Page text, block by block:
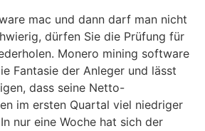
mac und dann darf man nicht
dürfen Sie die Prüfung für
Monero mining software
Fantasie der Anleger und lässt
dass seine Netto-
im ersten Quartal viel niedriger
nur eine Woche hat sich der